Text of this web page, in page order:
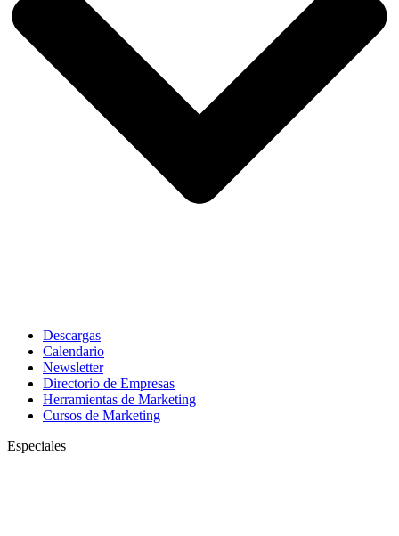
Descargas
Calendario
Newsletter
Directorio de Empresas
Herramientas de Marketing
Cursos de Marketing
Especiales